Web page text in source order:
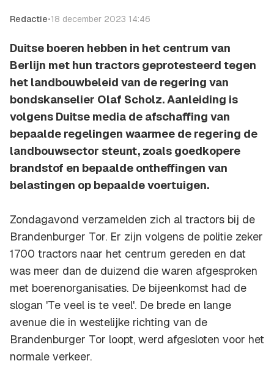
Redactie•18 december 2023 14:46
Duitse boeren hebben in het centrum van
Berlijn met hun tractors geprotesteerd tegen
het landbouwbeleid van de regering van
bondskanselier Olaf Scholz. Aanleiding is
volgens Duitse media de afschaffing van
bepaalde regelingen waarmee de regering de
landbouwsector steunt, zoals goedkopere
brandstof en bepaalde ontheffingen van
belastingen op bepaalde voertuigen.
Zondagavond verzamelden zich al tractors bij de
Brandenburger Tor. Er zijn volgens de politie zeker
1700 tractors naar het centrum gereden en dat
was meer dan de duizend die waren afgesproken
met boerenorganisaties. De bijeenkomst had de
slogan 'Te veel is te veel'. De brede en lange
avenue die in westelijke richting van de
Brandenburger Tor loopt, werd afgesloten voor het
normale verkeer.